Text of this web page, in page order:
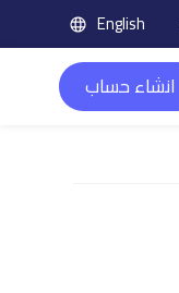
English
انشاء حساب